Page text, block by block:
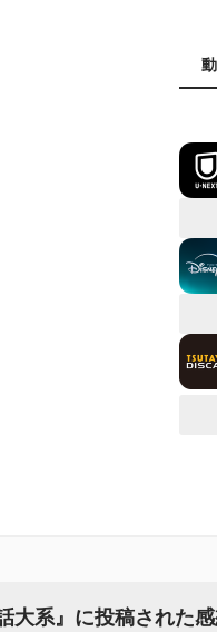
大系』に投稿された